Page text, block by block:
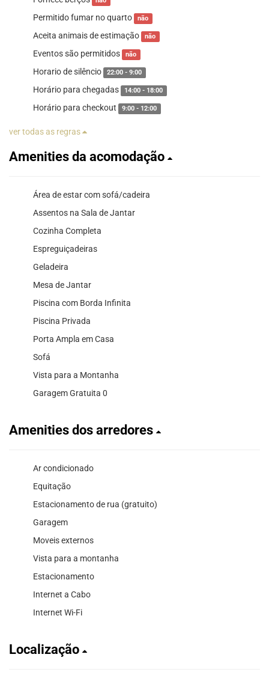
Permitido fumar no quarto não
Aceita animais de estimação não
Eventos são permitidos não
Horario de silêncio 22:00 - 9:00
Horário para chegadas 14:00 - 18:00
Horário para checkout 9:00 - 12:00
ver todas as regras
Amenities da acomodação
Área de estar com sofá/cadeira
Assentos na Sala de Jantar
Cozinha Completa
Espreguiçadeiras
Geladeira
Mesa de Jantar
Piscina com Borda Infinita
Piscina Privada
Porta Ampla em Casa
Sofá
Vista para a Montanha
Garagem Gratuita 0
Amenities dos arredores
Ar condicionado
Equitação
Estacionamento de rua (gratuito)
Garagem
Moveis externos
Vista para a montanha
Estacionamento
Internet a Cabo
Internet Wi-Fi
Localização